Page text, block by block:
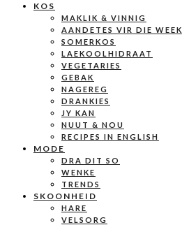
KOS
MAKLIK & VINNIG
AANDETES VIR DIE WEEK
SOMERKOS
LAEKOOLHIDRAAT
VEGETARIES
GEBAK
NAGEREG
DRANKIES
JY KAN
NUUT & NOU
RECIPES IN ENGLISH
MODE
DRA DIT SO
WENKE
TRENDS
SKOONHEID
HARE
VELSORG